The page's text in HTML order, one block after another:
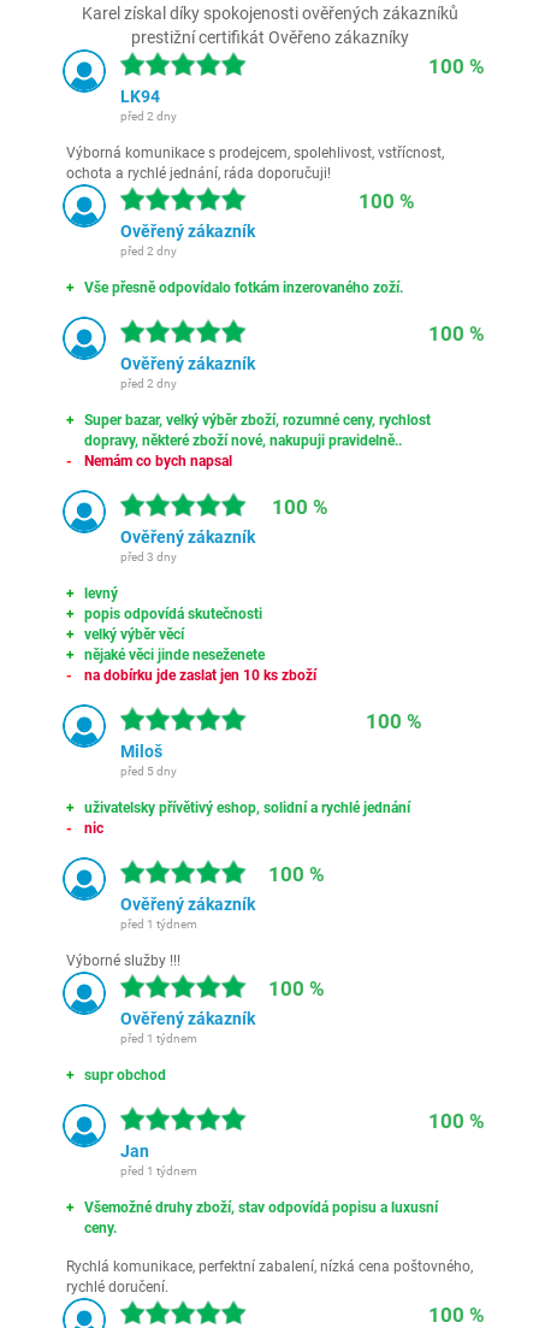
Karel získal díky spokojenosti ověřených zákazníků
prestižní certifikát Ověřeno zákazníky
100 %
LK94
před 2 dny
Výborná komunikace s prodejcem, spolehlivost, vstřícnost,
ochota a rychlé jednání, ráda doporučuji!
100 %
Ověřený zákazník
před 2 dny
Vše přesně odpovídalo fotkám inzerovaného zoží.
100 %
Ověřený zákazník
před 2 dny
Super bazar, velký výběr zboží, rozumné ceny, rychlost
dopravy, některé zboží nové, nakupuji pravidelně..
Nemám co bych napsal
100 %
Ověřený zákazník
před 3 dny
levný
popis odpovídá skutečnosti
velký výběr věcí
nějaké věci jinde neseženete
na dobírku jde zaslat jen 10 ks zboží
100 %
Miloš
před 5 dny
uživatelsky přívětivý eshop, solidní a rychlé jednání
nic
100 %
Ověřený zákazník
před 1 týdnem
Výborné služby !!!
100 %
Ověřený zákazník
před 1 týdnem
supr obchod
100 %
Jan
před 1 týdnem
Všemožné druhy zboží, stav odpovídá popisu a luxusní
ceny.
Rychlá komunikace, perfektní zabalení, nízká cena poštovného,
rychlé doručení.
100 %